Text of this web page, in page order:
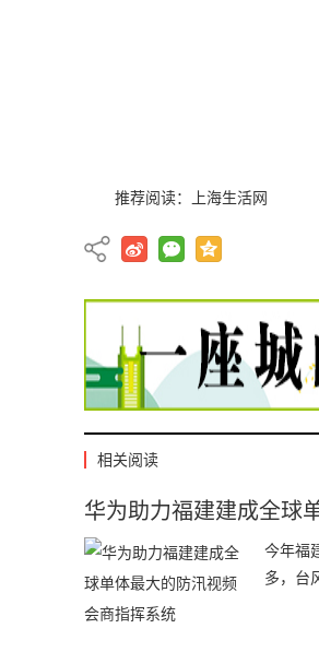
推荐阅读： 上海生活网
相关阅读
华为助力福建建成全球
今年福
多，台